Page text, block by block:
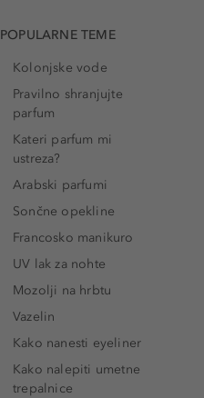
POPULARNE TEME
Kolonjske vode
Pravilno shranjujte
parfum
Kateri parfum mi
ustreza?
Arabski parfumi
Sončne opekline
Francosko manikuro
UV lak za nohte
Mozolji na hrbtu
Vazelin
Kako nanesti eyeliner
Kako nalepiti umetne
trepalnice